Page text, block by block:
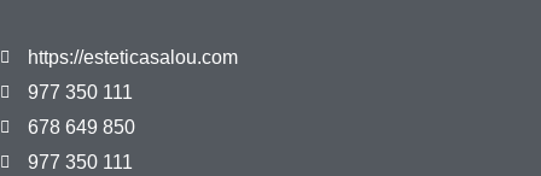
https://esteticasalou.com
977 350 111
678 649 850
977 350 111